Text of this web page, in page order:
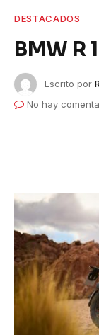
DESTACADOS
BMW R
Escrito por
No hay